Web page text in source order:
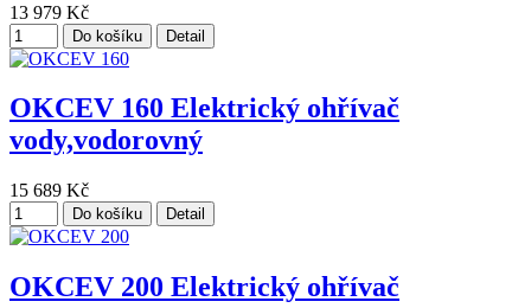
13 979 Kč
Do košíku Detail
OKCEV 160 Elektrický ohřívač
vody,vodorovný
15 689 Kč
Do košíku Detail
OKCEV 200 Elektrický ohřívač